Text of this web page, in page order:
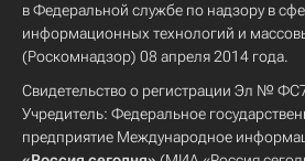
в Федеральной службе по надзору в
информационных технологий и
(Роскомнадзор) 08 апреля 2014 года.
Свидетельство о регистрации Эл №
Учредитель: Федеральное
предприятие Международное